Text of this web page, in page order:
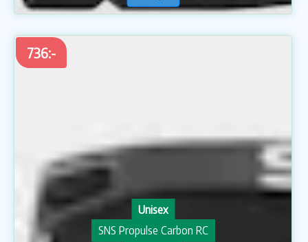
736:-
Unisex
SNS Propulse Carbon RC